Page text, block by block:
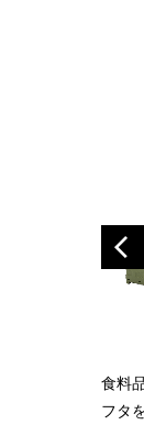
食料
フタ